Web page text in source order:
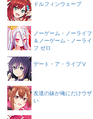
ドルフィンウェーブ
ノーゲーム・ノーライフ
＆ノーゲーム・ノーライ
フ ゼロ
デート・ア・ライブⅤ
友達の妹が俺にだけウザ
い